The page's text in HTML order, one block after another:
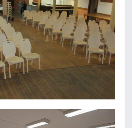
SCHÜTZEN GOLZHEIM